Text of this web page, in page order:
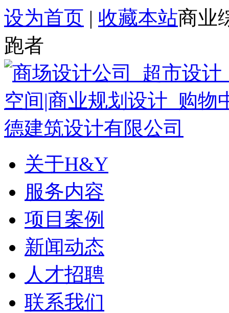
设为首页 | 收藏本站商业
跑者
关于H&Y
服务内容
项目案例
新闻动态
人才招聘
联系我们